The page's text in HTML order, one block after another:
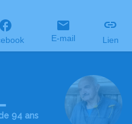
E-mail Lien
94 ans